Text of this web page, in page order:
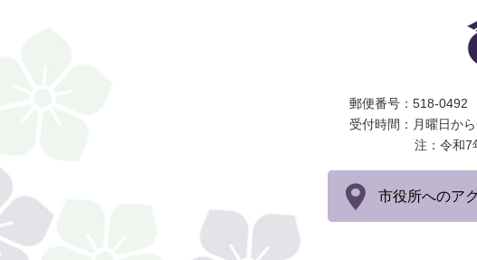
郵便番号：518-0492
受付時間：月曜日か
注：令和7
市役所へのア